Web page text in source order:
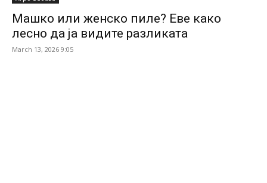
Машко или женско пиле? Еве како
лесно да ја видите разликата
March 13, 2026 9:05